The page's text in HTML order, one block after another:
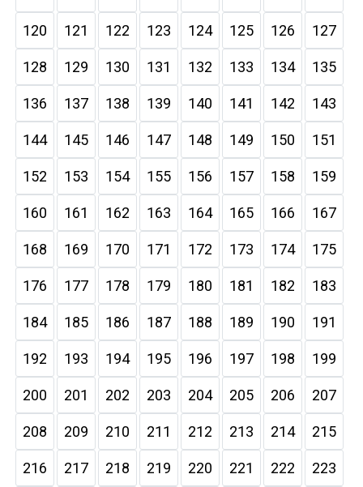
120 121 122 123 124 125 126 127
128 129 130 131 132 133 134 135
136 137 138 139 140 141 142 143
144 145 146 147 148 149 150 151
152 153 154 155 156 157 158 159
160 161 162 163 164 165 166 167
168 169 170 171 172 173 174 175
176 177 178 179 180 181 182 183
184 185 186 187 188 189 190 191
192 193 194 195 196 197 198 199
200 201 202 203 204 205 206 207
208 209 210 211 212 213 214 215
216 217 218 219 220 221 222 223